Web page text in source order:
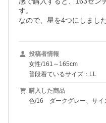
す。
なので、星を4つにしました
投稿者情報
女性/161～165cm
普段着ているサイズ：LL
購入した商品
色/16 ダークグレー、サイ